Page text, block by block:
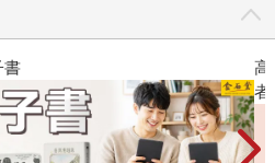
」，我還值得被愛嗎？（限量作